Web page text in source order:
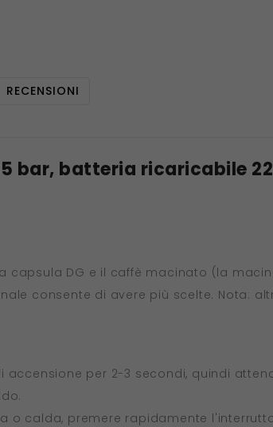
RECENSIONI
bar, batteria ricaricabile
capsula DG e il caffè macinato (la
consente di avere più scelte. Nota:
per 2-3 secondi, quindi
o calda, premere rapidamente